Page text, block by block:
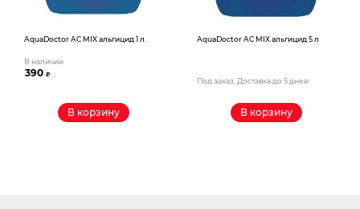
AquaDoctor AС MIX альгицид 1 л.
В наличии
390₽
В корзину
AquaDoctor AС MIX альгицид 5 л
Под заказ. Доставка до 5 дней
В корзину